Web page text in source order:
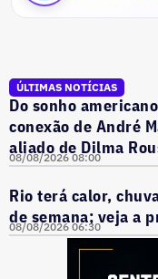
ÚLTIMAS NOTÍCIAS
Do sonho
conexão de André
aliado de Dilma
08/08/2026 08:00
Rio terá calor,
de semana; veja a
08/08/2026 06:30